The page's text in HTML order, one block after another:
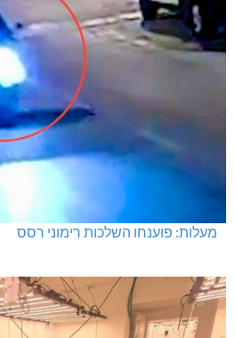
מעלות: פוענחו השלכות רימוני רסס